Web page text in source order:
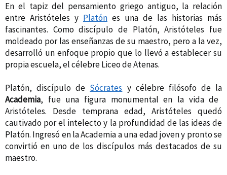
En el tapiz del pensamiento griego antiguo, la relación
entre Aristóteles y Platón es una de las historias más
fascinantes. Como discípulo de Platón, Aristóteles fue
moldeado por las enseñanzas de su maestro, pero a la vez,
desarrolló un enfoque propio que lo llevó a establecer su
propia escuela, el célebre Liceode Atenas.
Platón, discípulo de Sócrates y célebre filósofo de la
Academia, fue una figura monumental en la vida de
Aristóteles. Desde temprana edad, Aristóteles quedó
cautivado por el intelecto y la profundidad de las ideas de
Platón. Ingresó en la Academia a una edad joven y pronto se
convirtió en uno de los discípulos más destacados de su
maestro.